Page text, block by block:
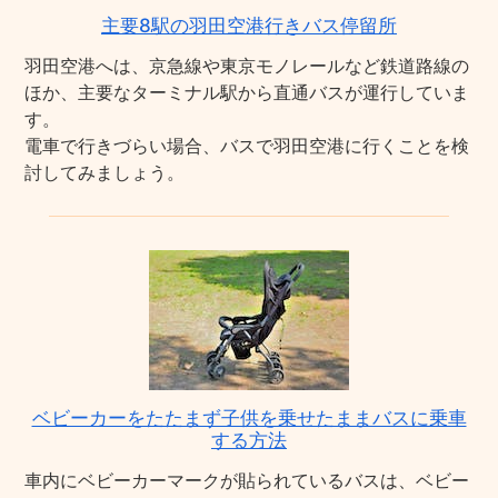
主要8駅の羽田空港行きバス停留所
羽田空港へは、京急線や東京モノレールなど鉄道路線の
ほか、主要なターミナル駅から直通バスが運行していま
す。
電車で行きづらい場合、バスで羽田空港に行くことを検
討してみましょう。
ベビーカーをたたまず子供を乗せたままバスに乗車
する方法
車内にベビーカーマークが貼られているバスは、ベビー